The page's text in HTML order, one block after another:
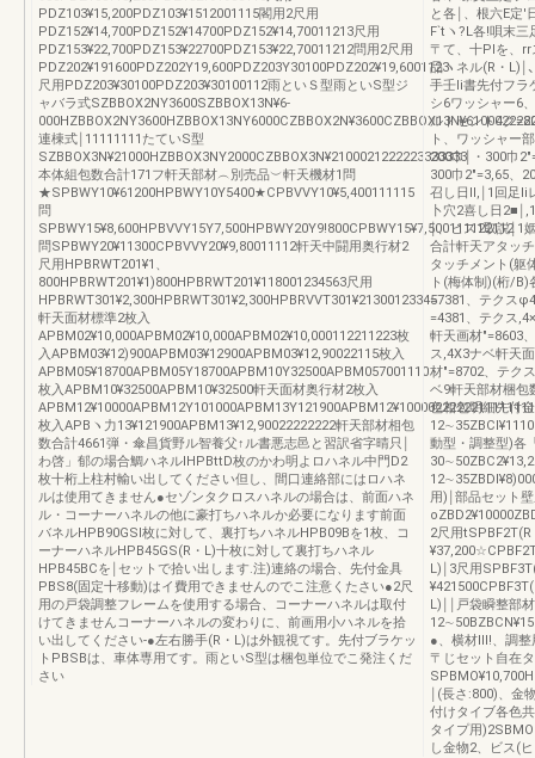
PDZ103¥15,200PDZ103¥1512001115閣用2尺用
PDZ152¥14,700PDZ152¥14700PDZ152¥14,70011213尺用
PDZ153¥22,700PDZ153¥22700PDZ153¥22,70011212問用2尺用
PDZ202¥191600PDZ202Y19,600PDZ203Y30100PDZ202¥19,6001123
尺用PDZ203¥30100PDZ203¥30100112雨といＳ型雨といS型ジ
ャバラ式SZBBOX2NY3600SZBBOX13N¥6‐
連棟式￨11111111たていS型
SZBBOX3N¥21000HZBBOX3NY2000CZBBOX3N¥2100021222223333333
本体組包数合計171フ軒天部材︵別売品︶軒天機材1問
★SPBWY10¥61200HPBWY10Y5400★CPBVVY10¥5,400111115
問
SPBWY15¥8,600HPBVVY15Y7,500HPBWY20Y9!800CPBWY15¥7,500111122112
問SPBWY20¥11300CPBVVY20¥9,80011112軒天中闘用奥行材2
尺用HPBRWT201¥1、
800HPBRWT201¥1)800HPBRWT201¥118001234563尺用
HPBRWT301¥2,300HPBRWT301¥2,300HPBRVVT301¥21300123345
軒天面材標準2枚入
APBM02¥10,000APBM02¥10,000APBM02¥10,000112211223枚
入APBM03¥12)900APBM03¥12900APBM03¥12,90022115枚入
APBM05¥18700APBM05Y18700APBM10Y32500APBM057001110
枚入APBM10¥32500APBM10¥32500軒天面材奥行材2枚入
枚入APBヽ力13¥121900APBM13¥12,90022222222軒天部材相包
数合計4661弾・傘昌貨野ル智養父↑ル書悪志邑と習訳省字晴只￨
わ啓」郁の場合鯛ハネルlHPBttD枚のかわ明よロハネル中門D2
枚十桁上柱村輸い出してください但し、間口連絡部にはロハネ
ルは使用てきません●セゾンタクロスハネルの場合は、前面ハネ
ル・コーナーハネルの他に豪打ちハネルか必要になります前面
バネルHPB90GSI枚に対して、裏打ちハネルHPB09Bを1枚、コ
ーナーハネルHPB45GS(R・L)十枚に対して裏打ちハネル
HPB45BCを￨セットで拾い出します.注)連絡の場合、先付金具
PBS8(固定十移動)はイ費用できませんのでこ注意くたさい●2尺
用の戸袋調整フレームを使用する場合、コーナーハネルは取付
けてきませんコーナーハネルの変わりに、前画用小ハネルを拾
い出してください‐●左右勝手(R・L)は外観視てす。先付ブラケッ
トPBSBは、車体専用てす。雨といS型は梱包単位でこ発注くだ
さい
と各￨、根六E定'
F`tヽ?L各!唄末
〒て、十PIを、rr
品ヽネル(R・L)￨
手壬li書先付フラ
シ6ワッシャー6
ルトセント4ク
ト、ワッシャー
200巾￨・300巾
300巾2″=3,65、
召し日II,￨1回足li
卜穴2喜し日2■￨
￨、ヒス1取説￨1
合計軒天アタッ
タッチメント(躯
ト(梅体制)(桁/
=7381、テクス
=4381、テクス
軒天画材″=8603
ス,4X3ナベ軒天
材″=8702、テク
ベ9軒天部材梱包
色相包明細先付
動型・調整型)各
用)￨部品セット
2尺用
L)￨3尺用
L)￨￨戸袋瞬整部
●、横材Ⅲ!、調整
〒じセット自在
￨(長さ:800)、
付けタイブ各色
タイプ用
し金物2、ビス(